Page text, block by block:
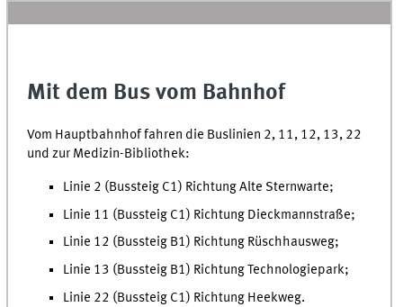
Mit dem Bus vom Bahnhof
Vom Hauptbahnhof fahren die Buslinien 2, 11, 12, 13, 22
und zur Medizin-Bibliothek:
Linie 2 (Bussteig C1) Richtung Alte Sternwarte;
Linie 11 (Bussteig C1) Richtung Dieckmannstraße;
Linie 12 (Bussteig B1) Richtung Rüschhausweg;
Linie 13 (Bussteig B1) Richtung Technologiepark;
Linie 22 (Bussteig C1) Richtung Heekweg.